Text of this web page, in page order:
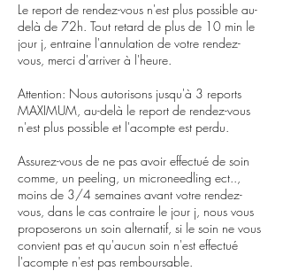
Le report de rendez-vous n'est plus possible au-
delà de 72h. Tout retard de plus de 10 min le
jour j, entraine l'annulation de votre rendez-
vous, merci d'arriver à l'heure.
Attention: Nous autorisons jusqu'à 3 reports
MAXIMUM, au-delà le report de rendez-vous
n'est plus possible et l'acompte est perdu.
Assurez-vous de ne pas avoir effectué de soin
comme, un peeling, un microneedling ect..,
moins de 3/4 semaines avant votre rendez-
vous, dans le cas contraire le jour j, nous vous
proposerons un soin alternatif, si le soin ne vous
convient pas et qu'aucun soin n'est effectué
l'acompte n'est pas remboursable.